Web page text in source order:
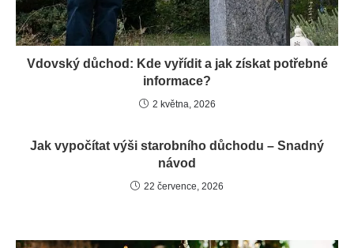
Vdovský důchod: Kde vyřídit a jak získat potřebné
informace?
2 května, 2026
Jak vypočítat výši starobního důchodu – Snadný
návod
22 července, 2026